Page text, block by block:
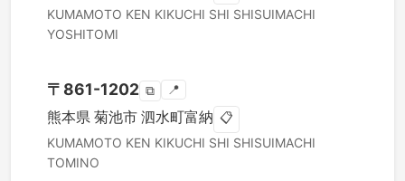
KUMAMOTO KEN KIKUCHI SHI SHISUIMACHI
YOSHITOMI
〒 861-1202 ⧉ 📍
熊本県 菊池市 泗水町富納 📋
KUMAMOTO KEN KIKUCHI SHI SHISUIMACHI
TOMINO